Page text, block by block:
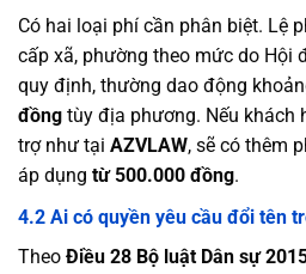
Có hai loại phí cần phân biệt. Lệ
cấp xã, phường theo mức do Hội
quy định, thường dao động
đồng tùy địa phương. Nếu khách
trợ như tại AZVLAW, sẽ có thêm
áp dụng từ 500.000 đồng.
4.2 Ai có quyền yêu cầu đổi tên
Theo Điều 28 Bộ luật Dân sự